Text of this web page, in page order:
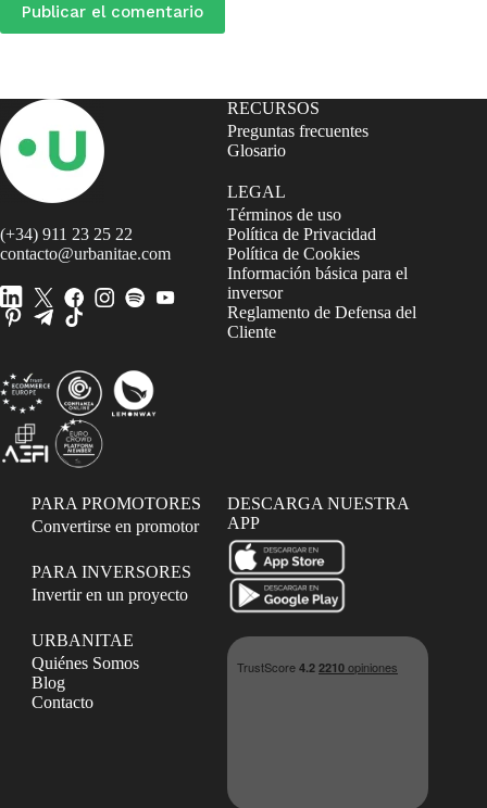
Publicar el comentario
(+34) 911 23 25 22
contacto@urbanitae.com
RECURSOS
Preguntas frecuentes
Glosario
LEGAL
Términos de uso
Política de Privacidad
Política de Cookies
Información básica para el
inversor
Reglamento de Defensa del
Cliente
PARA PROMOTORES
Convertirse en promotor
PARA INVERSORES
Invertir en un proyecto
URBANITAE
Quiénes Somos
Blog
Contacto
DESCARGA NUESTRA
APP